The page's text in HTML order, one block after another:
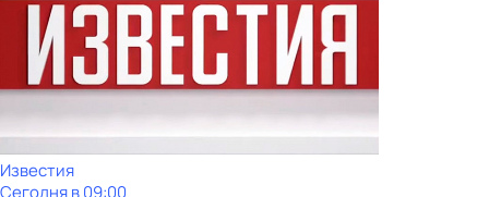
Известия
Сегодня в 09:00